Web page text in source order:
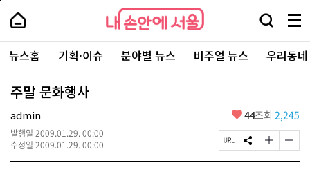
본
로
가
내
손
안
에
서
울
-
서
울
시
대
표
소
내
손
에
울
검
창
열
기
메
뉴
전
체
보
주
요
서
뉴스홈 기획·이슈 분야별 뉴스 비주얼 뉴스 우리동
주말 문화행사
admin
발행일 2009.01.29. 00:00
수정일 2009.01.29. 00:00
좋
요
44조회 2,245
페
이
S
N
글
자
글
자
페
상
단
로